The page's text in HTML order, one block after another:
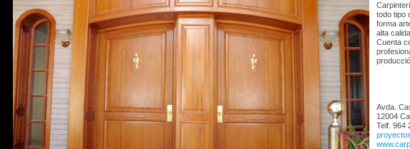
todo tipo
forma
alta
Cuenta
Avda.
12004
Telf. 964